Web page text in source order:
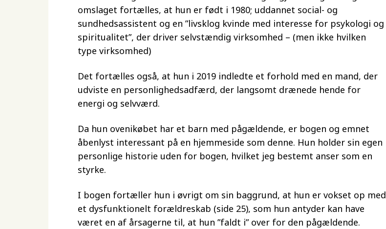
omslaget fortælles, at hun er født i 1980; uddannet social- og
sundhedsassistent og en ”livsklog kvinde med interesse for psykologi og
spiritualitet”, der driver selvstændig virksomhed – (men ikke hvilken
type virksomhed)
Det fortælles også, at hun i 2019 indledte et forhold med en mand, der
udviste en personlighedsadfærd, der langsomt drænede hende for
energi og selvværd.
Da hun ovenikøbet har et barn med pågældende, er bogen og emnet
åbenlyst interessant på en hjemmeside som denne. Hun holder sin egen
personlige historie uden for bogen, hvilket jeg bestemt anser som en
styrke.
I bogen fortæller hun i øvrigt om sin baggrund, at hun er vokset op med
et dysfunktionelt forældreskab (side 25), som hun antyder kan have
været en af årsagerne til, at hun ”faldt i” over for den pågældende.